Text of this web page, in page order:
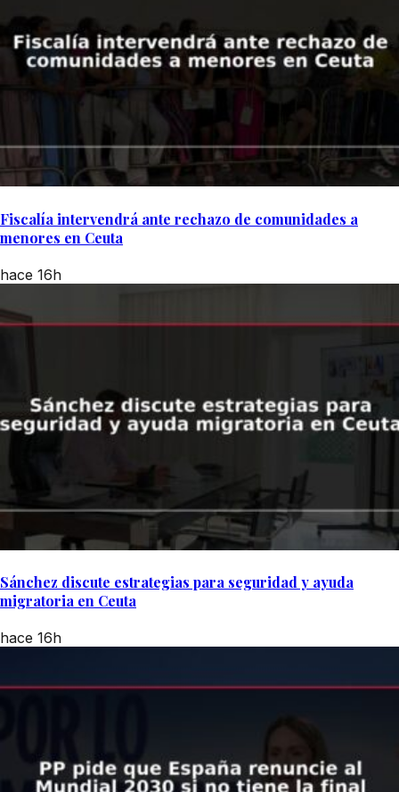
Fiscalía intervendrá ante rechazo de comunidades a
menores en Ceuta
hace 16h
Sánchez discute estrategias para seguridad y ayuda
migratoria en Ceuta
hace 16h